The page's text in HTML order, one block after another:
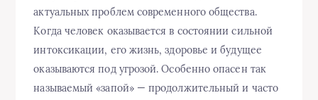
актуальных проблем современного общества.
Когда человек оказывается в состоянии сильной
интоксикации, его жизнь, здоровье и будущее
оказываются под угрозой. Особенно опасен так
называемый «запой» — продолжительный и часто